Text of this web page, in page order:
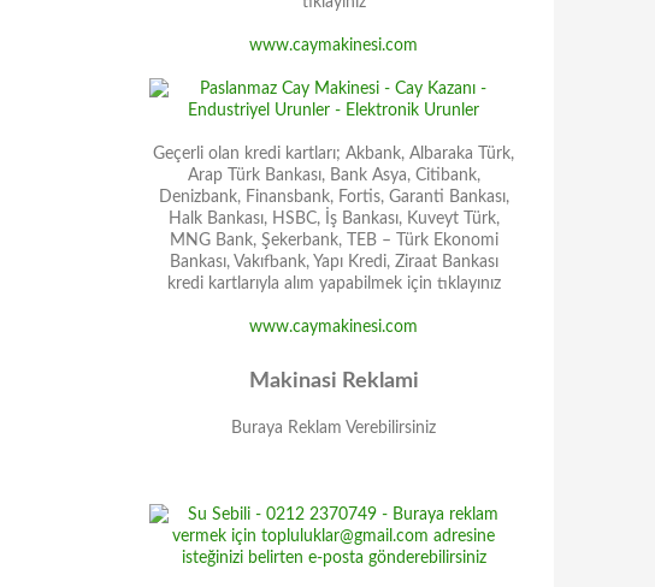
www.caymakinesi.com
Geçerli olan kredi kartları; Akbank, Albaraka Türk,
Arap Türk Bankası, Bank Asya, Citibank,
Denizbank, Finansbank, Fortis, Garanti Bankası,
Halk Bankası, HSBC, İş Bankası, Kuveyt Türk,
MNG Bank, Şekerbank, TEB – Türk Ekonomi
Bankası, Vakıfbank, Yapı Kredi, Ziraat Bankası
kredi kartlarıyla alım yapabilmek için tıklayınız
www.caymakinesi.com
Makinasi Reklami
Buraya Reklam Verebilirsiniz